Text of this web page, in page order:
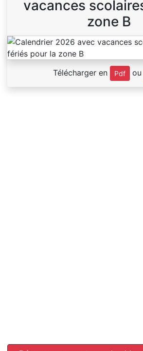
vacances
zone B
Télécharger en Pdf ou